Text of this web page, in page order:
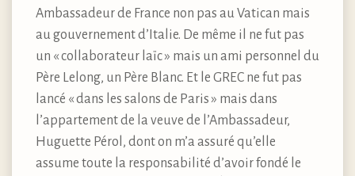
Ambassadeur de France non pas au Vatican mais
au gouvernement d’Italie. De même il ne fut pas
un « collaborateur laïc » mais un ami personnel du
Père Lelong, un Père Blanc. Et le GREC ne fut pas
lancé « dans les salons de Paris » mais dans
l’appartement de la veuve de l’Ambassadeur,
Huguette Pérol, dont on m’a assuré qu’elle
assume toute la responsabilité d’avoir fondé le